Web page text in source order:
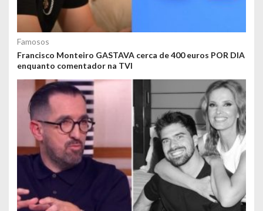
Famosos
Francisco Monteiro GASTAVA cerca de 400 euros POR DIA
enquanto comentador na TVI